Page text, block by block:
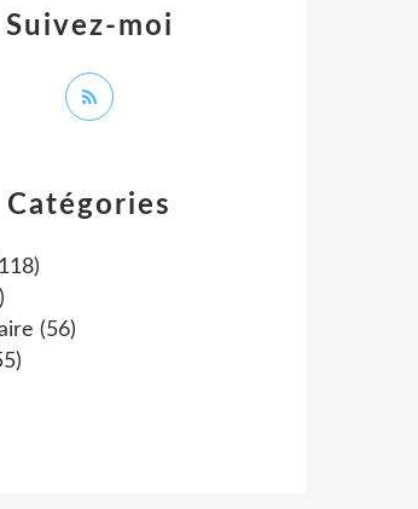
Catégories
(56)
Suivez-moi